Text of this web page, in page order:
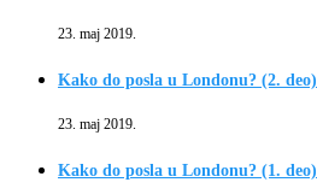
23. maj 2019.
Kako do posla u Londonu? (2. deo)
23. maj 2019.
Kako do posla u Londonu? (1. deo)